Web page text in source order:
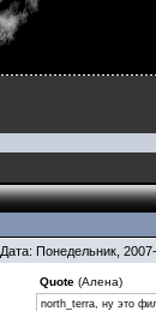
Дата: Понедельник,
Quote(Алена)
north_terra, ну это